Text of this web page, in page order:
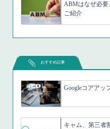
ABMはなぜ必要
ご紹介
おすすめ記事
Googleコアアッ
キャム、第三者